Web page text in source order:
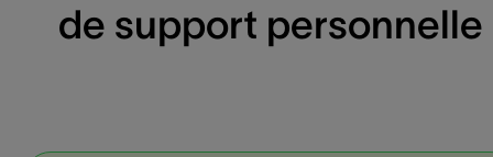
de support personnelle